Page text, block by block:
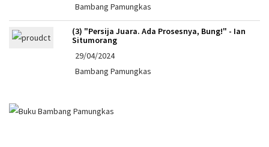
Bambang Pamungkas
(3) "Persija Juara. Ada Prosesnya, Bung!" - Ian
Situmorang
29/04/2024
Bambang Pamungkas